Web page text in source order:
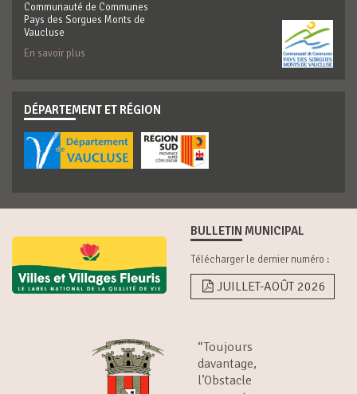
Communauté de Communes
Pays des Sorgues Monts de
Vaucluse
En savoir plus
DÉPARTEMENT ET RÉGION
BULLETIN MUNICIPAL
Télécharger le dernier numéro :
JUILLET-AOÛT 2026
“Toujours
davantage,
l’Obstacle